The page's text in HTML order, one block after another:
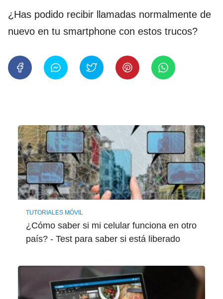
¿Has podido recibir llamadas normalmente de
nuevo en tu smartphone con estos trucos?
TUTORIALES MÓVIL
¿Cómo saber si mi celular funciona en otro
país? - Test para saber si está liberado